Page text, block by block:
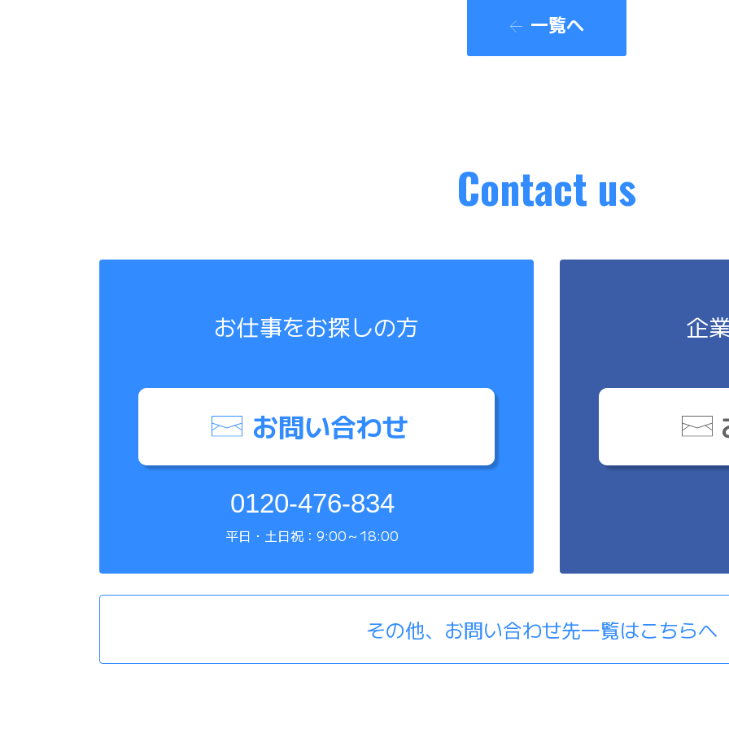
一覧へ
Contact us
お仕事をお探しの方
お問い合わせ
0120-476-834
平日・土日祝：9:00～18:00
企
その他、お問い合わせ先一覧はこちらへ